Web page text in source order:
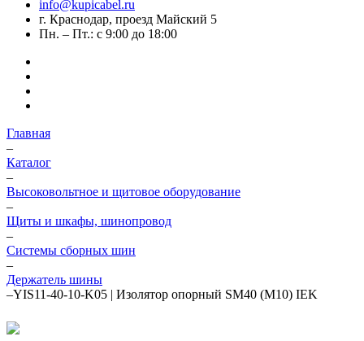
info@kupicabel.ru
г. Краснодар, проезд Майский 5
Пн. – Пт.: с 9:00 до 18:00
Главная
–
Каталог
–
Высоковольтное и щитовое оборудование
–
Щиты и шкафы, шинопровод
–
Системы сборных шин
–
Держатель шины
–YIS11-40-10-K05 | Изолятор опорный SM40 (М10) IEK